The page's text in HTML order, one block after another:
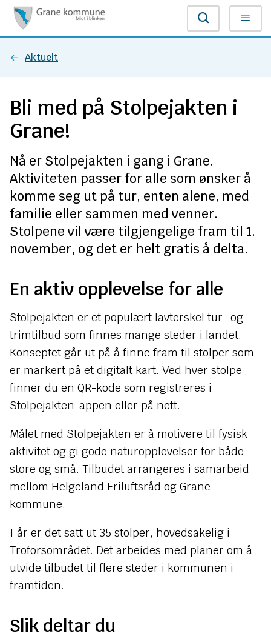
r
n
e
k
o
m
m
u
n
Søk Meny
Du
her:
Aktuelt
Bli med på Stolpejakten i
Grane!
Nå er Stolpejakten i gang i Grane.
Aktiviteten passer for alle som ønsker å
komme seg ut på tur, enten alene, med
familie eller sammen med venner.
Stolpene vil være tilgjengelige fram til 1.
november, og det er helt gratis å delta.
En aktiv opplevelse for alle
Stolpejakten er et populært lavterskel tur- og
trimtilbud som finnes mange steder i landet.
Konseptet går ut på å finne fram til stolper som
er markert på et digitalt kart. Ved hver stolpe
finner du en QR-kode som registreres i
Stolpejakten-appen eller på nett.
Målet med Stolpejakten er å motivere til fysisk
aktivitet og gi gode naturopplevelser for både
store og små. Tilbudet arrangeres i samarbeid
mellom Helgeland Friluftsråd og Grane
kommune.
I år er det satt ut 35 stolper, hovedsakelig i
Troforsområdet. Det arbeides med planer om å
utvide tilbudet til flere steder i kommunen i
framtiden.
Slik deltar du